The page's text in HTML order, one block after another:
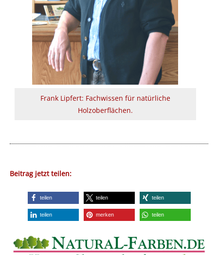
Frank Lipfert: Fachwissen für natürliche
Holzoberflächen.
Beitrag jetzt teilen:
teilen teilen teilen
teilen merken teilen